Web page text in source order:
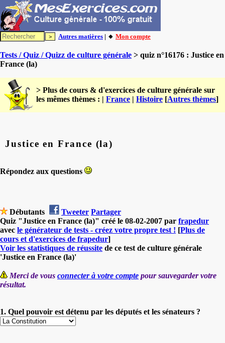
Autres matières | 🔸 Mon compte
Tests / Quiz / Quizz de culture générale > quiz n°16176 : Justice en
France (la)
> Plus de cours & d'exercices de culture générale sur
les mêmes thèmes : | France | Histoire [Autres thèmes]
Justice en France (la)
Répondez aux questions
Débutants Tweeter Partager
Quiz "Justice en France (la)" créé le 08-02-2007 par frapedur
avec le générateur de tests - créez votre propre test ! [Plus de
cours et d'exercices de frapedur]
Voir les statistiques de réussite de ce test de culture générale
'Justice en France (la)'
Merci de vous connecter à votre compte pour sauvegarder votre
résultat.
1. Quel pouvoir est détenu par les députés et les sénateurs ?